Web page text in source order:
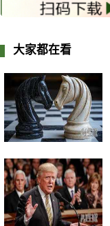
大家都在看